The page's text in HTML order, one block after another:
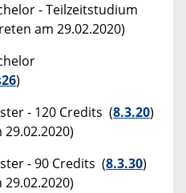
- Teilzeitstudium
am 29.02.2020)
)
- 120 Credits (8.3.20)
- 90 Credits (8.3.30)